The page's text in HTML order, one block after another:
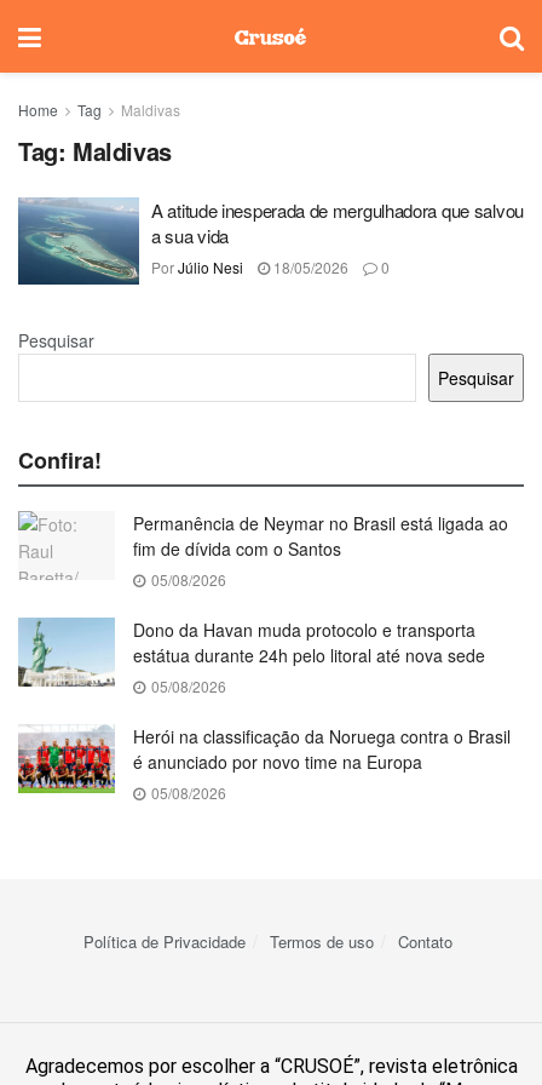
Home Tag Maldivas
Tag: Maldivas
A atitude inesperada de mergulhadora que salvou
a sua vida
PorJúlio Nesi 18/05/2026 0
Pesquisar
Pesquisar
Confira!
Permanência de Neymar no Brasil está ligada ao
fim de dívida com o Santos
05/08/2026
Dono da Havan muda protocolo e transporta
estátua durante 24h pelo litoral até nova sede
05/08/2026
Herói na classificação da Noruega contra o Brasil
é anunciado por novo time na Europa
05/08/2026
Política de Privacidade Termos de uso Contato
Agradecemos por escolher a “CRUSOÉ”, revista eletrônica